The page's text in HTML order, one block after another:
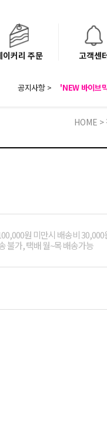
이커리 주문 고객센
공지사항 >
'NEW 바이브
HOME >
원 미만시 배송비
불가, 택배 월~목 배송가능